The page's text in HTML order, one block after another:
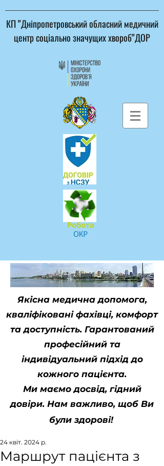
КП "Дніпропетровський обласний медичний
центр соціально значущих хвороб"ДОР
Якісна медична допомога,
кваліфіковані фахівці, комфорт
та доступність. Гарантований
професійний та
індивідуальний підхід до
кожного пацієнта.
Ми маємо досвід, гідний
довіри. Нам важливо, щоб Ви
були здорові!
Маршрут пацієнта з
24 квіт. 2024 р.